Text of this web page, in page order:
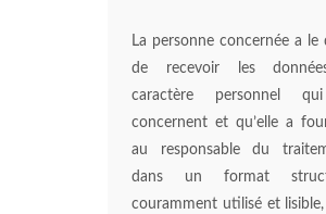
La personne concernée a le
de recevoir les
caractère personnel
concernent et qu’elle a
au responsable du
dans un format
couramment utilisé et